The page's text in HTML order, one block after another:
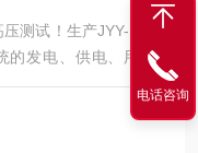
测试！生产JYY-H全自
发电、供电、用电部
，提供的高压试验设备
电话咨询